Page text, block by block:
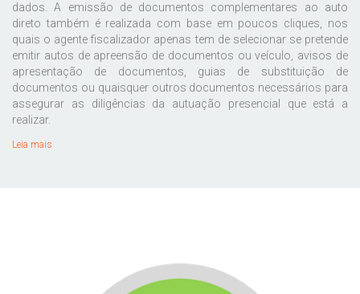
dados. A emissão de documentos complementares ao auto
direto também é realizada com base em poucos cliques, nos
quais o agente fiscalizador apenas tem de selecionar se pretende
emitir autos de apreensão de documentos ou veículo, avisos de
apresentação de documentos, guias de substituição de
documentos ou quaisquer outros documentos necessários para
assegurar as diligências da autuação presencial que está a
realizar.
Leia mais